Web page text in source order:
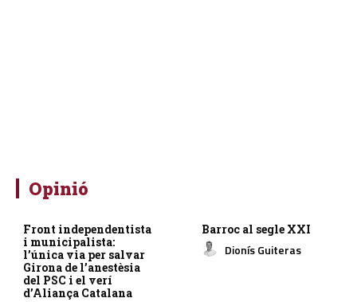
Opinió
Front independentista
i municipalista:
l’única via per salvar
Girona de l’anestèsia
del PSC i el verí
d’Aliança Catalana
Barroc al segle XXI
Dionís Guiteras